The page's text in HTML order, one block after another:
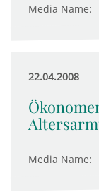
Media Name:
22.04.2008
Media Name: